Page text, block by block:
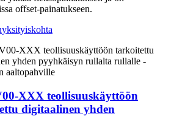
offset-painatukseen.
yksityiskohta
XXX teollisuuskäyttöön
digitaalinen yhden